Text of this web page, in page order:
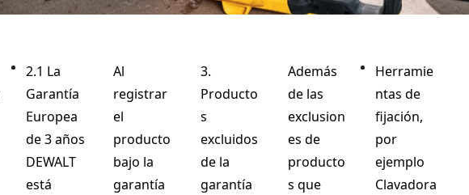
2.1 La
Garantía
Europea
de 3 años
DEWALT
está
Al
registrar
el
producto
bajo la
garantía
3.
Producto
s
excluidos
de la
garantía
Además
de las
exclusion
es de
producto
s que
Herramie
ntas de
fijación,
por
ejemplo
Clavadora